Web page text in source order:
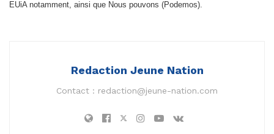
EUiA notamment, ainsi que Nous pouvons (Podemos).
Redaction Jeune Nation
Contact : redaction@jeune-nation.com